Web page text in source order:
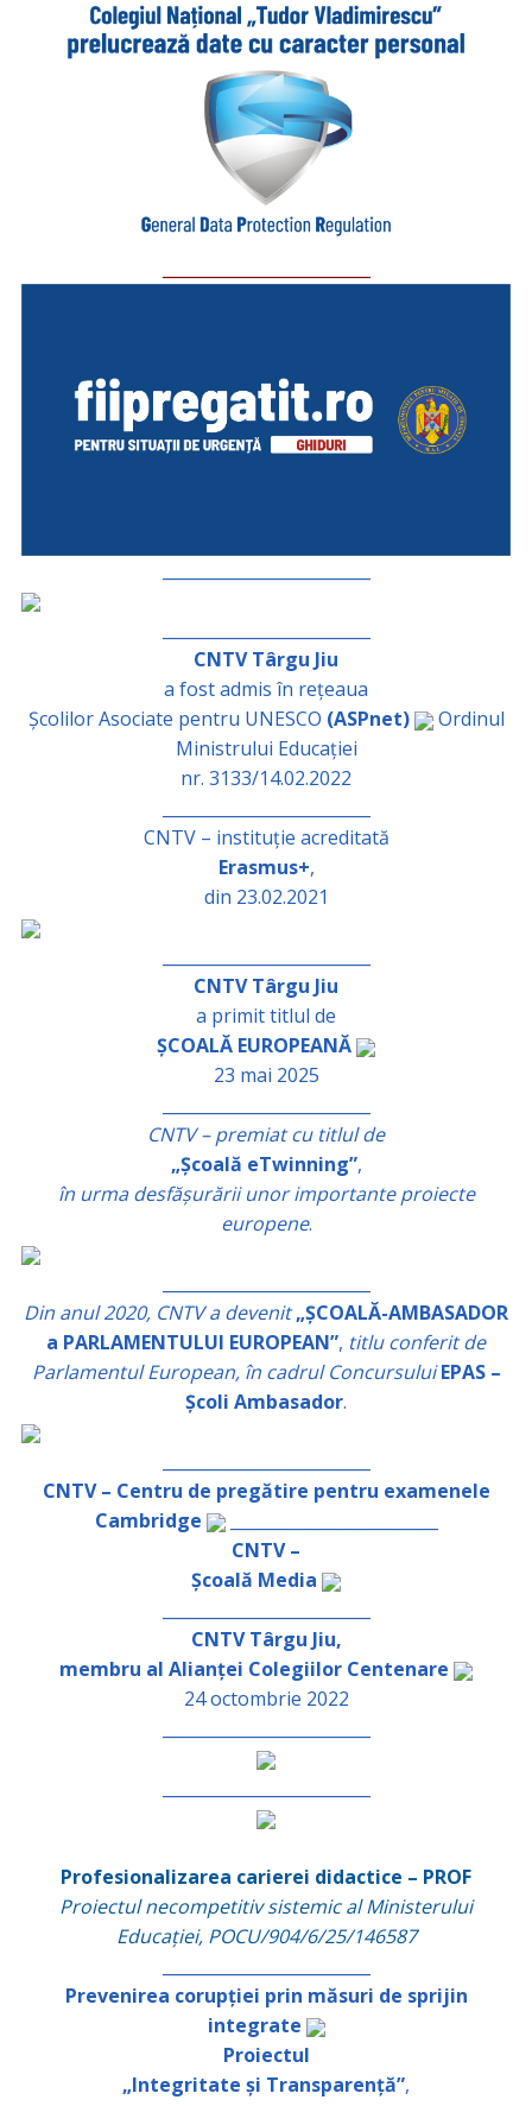
CNTV Târgu Jiu
a fost admis în rețeaua
Școlilor Asociate pentru UNESCO (ASPnet)
Ordinul
Ministrului Educației
nr. 3133/14.02.2022
CNTV – instituție acreditată
Erasmus+,
din 23.02.2021
CNTV Târgu Jiu
a primit titlul de
ȘCOALĂ EUROPEANĂ
23 mai 2025
CNTV – premiat cu titlul de
„Școală eTwinning”,
în urma desfășurării unor importante proiecte
europene.
Din anul 2020, CNTV a devenit „ȘCOALĂ-AMBASADOR
a PARLAMENTULUI EUROPEAN”, titlu conferit de
Parlamentul European, în cadrul Concursului EPAS –
Școli Ambasador.
CNTV – Centru de pregătire pentru examenele
Cambridge
_________________________
CNTV –
Școală Media
CNTV Târgu Jiu,
membru al Alianței Colegiilor Centenare
24 octombrie 2022
Profesionalizarea carierei didactice – PROF
Proiectul necompetitiv sistemic al Ministerului
Educației, POCU/904/6/25/146587
Prevenirea corupției prin măsuri de sprijin
integrate
Proiectul
„Integritate și Transparență”,